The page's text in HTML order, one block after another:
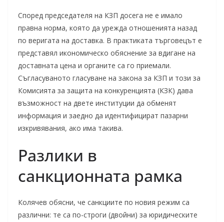
Според председателя на КЗП досега не е имало
правна норма, която да урежда отношенията назад
по веригата на доставка. В практиката търговецът е
представял икономическо обяснение за вдигане на
доставната цена и органите са го приемали.
Съгласуваното гласуване на закона за КЗП и този за
Комисията за защита на конкуренцията (КЗК) дава
възможност на двете институции да обменят
информация и заедно да идентифицират пазарни
изкривявания, ако има такива.
Разлики в
санкционната рамка
Колячев обясни, че санкциите по новия режим са
различни: те са по-строги (двойни) за юридическите